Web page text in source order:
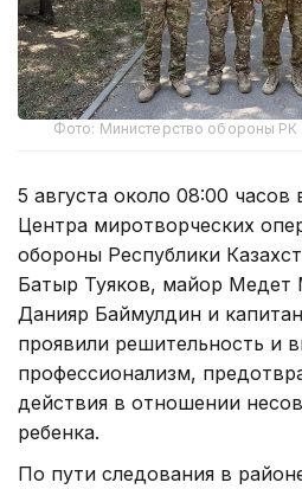
Фото: Министерство обороны РК
5 августа около 08:00
Центра миротворческих
обороны Республики
Батыр Туяков, майор Медет
Данияр Баймулдин и
проявили решительность и
профессионализм,
действия в отношении
ребенка.
По пути следования в